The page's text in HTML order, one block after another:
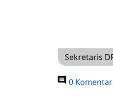
Sekretaris
0 Komentar